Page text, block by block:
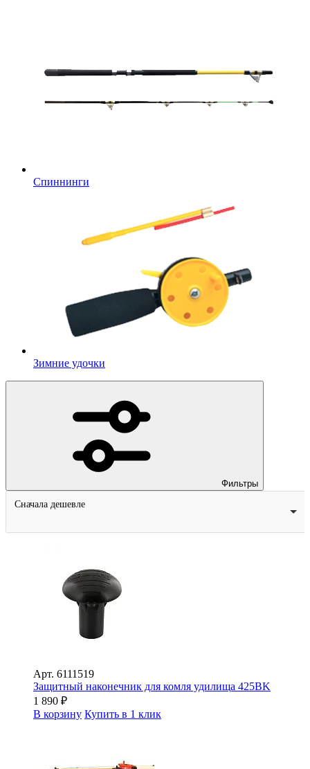
Спиннинги
Зимние удочки
Фильтры
Сначала дешевле
Арт. 6111519
Защитный наконечник для комля удилища 425BK
1 890 ₽
В корзину Купить в 1 клик